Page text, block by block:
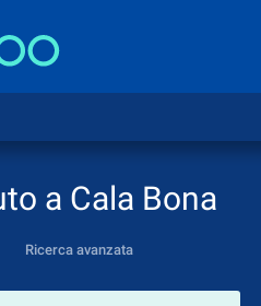
a Cala Bona
Ricerca avanzata